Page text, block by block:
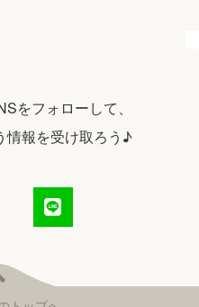
をフォローして、
情報を受け取ろう♪